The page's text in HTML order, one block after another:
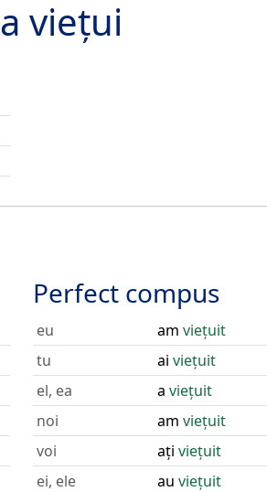
a viețui
Perfect compus
eu am viețuit
tu
ai viețuit
el, ea
a viețuit
noi
am viețuit
voi
ați viețuit
ei, ele
au viețuit